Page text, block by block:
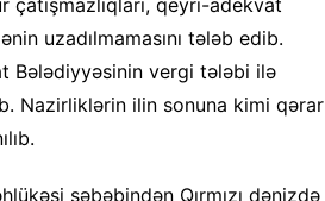
qeyri-adekvat
uzadılmamasını tələb edib.
Bələdiyyəsinin vergi tələbi ilə
Nazirliklərin ilin sonuna kimi qərar
səbəbindən Qırmızı dənizdə